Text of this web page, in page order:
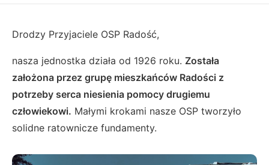
Drodzy Przyjaciele OSP Radość,
nasza jednostka działa od 1926 roku. Została
założona przez grupę mieszkańców Radości z
potrzeby serca niesienia pomocy drugiemu
człowiekowi. Małymi krokami nasze OSP tworzyło
solidne ratownicze fundamenty.